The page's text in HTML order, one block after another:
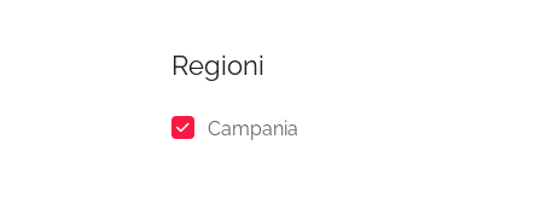
Regioni
Campania